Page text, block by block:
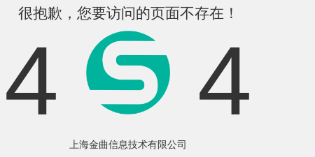
很抱歉，您要访问的页面不存在！
4 4
上海金曲信息技术有限公司